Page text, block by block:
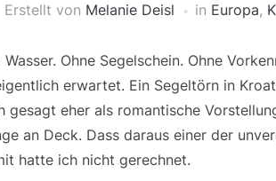
Erstellt von Melanie Deisl in Europa,
Ohne Segelschein. Ohne
erwartet. Ein Segeltörn in
gesagt eher als romantische
an Deck. Dass daraus einer der
hatte ich nicht gerechnet.